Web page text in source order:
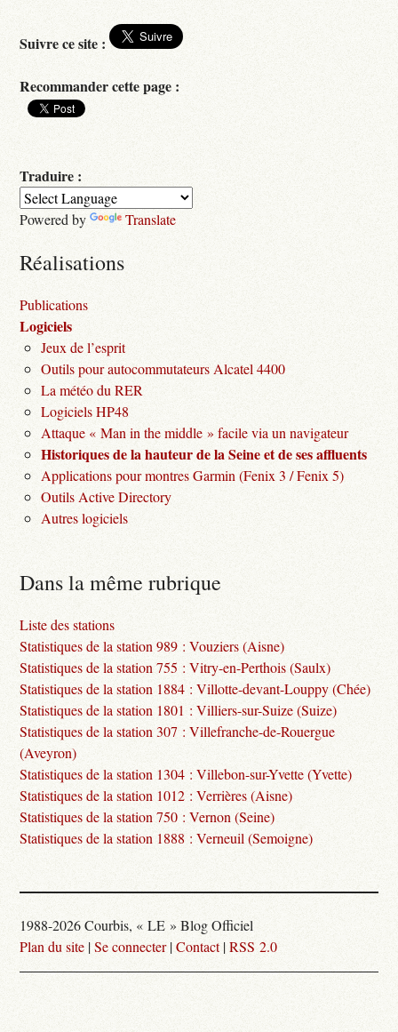
Suivre ce site :
Recommander cette page :
Traduire :
Powered by Translate
Réalisations
Publications
Logiciels
Jeux de l’esprit
Outils pour autocommutateurs Alcatel 4400
La météo du RER
Logiciels HP48
Attaque « Man in the middle » facile via un navigateur
Historiques de la hauteur de la Seine et de ses affluents
Applications pour montres Garmin (Fenix 3 / Fenix 5)
Outils Active Directory
Autres logiciels
Dans la même rubrique
Liste des stations
Statistiques de la station 989 : Vouziers (Aisne)
Statistiques de la station 755 : Vitry-en-Perthois (Saulx)
Statistiques de la station 1884 : Villotte-devant-Louppy (Chée)
Statistiques de la station 1801 : Villiers-sur-Suize (Suize)
Statistiques de la station 307 : Villefranche-de-Rouergue
(Aveyron)
Statistiques de la station 1304 : Villebon-sur-Yvette (Yvette)
Statistiques de la station 1012 : Verrières (Aisne)
Statistiques de la station 750 : Vernon (Seine)
Statistiques de la station 1888 : Verneuil (Semoigne)
1988-2026 Courbis, « LE » Blog Officiel
Plan du site |Se connecter|Contact|RSS 2.0